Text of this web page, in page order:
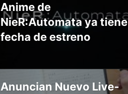
Anime de
NieR:Automata ya tiene
fecha de estreno
Anuncian Nuevo Live-